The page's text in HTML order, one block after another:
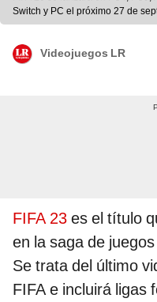
Switch y PC el próximo 27 de
Videojuegos LR
FIFA 23 es el título
en la saga de
Se trata del último
FIFA e incluirá ligas